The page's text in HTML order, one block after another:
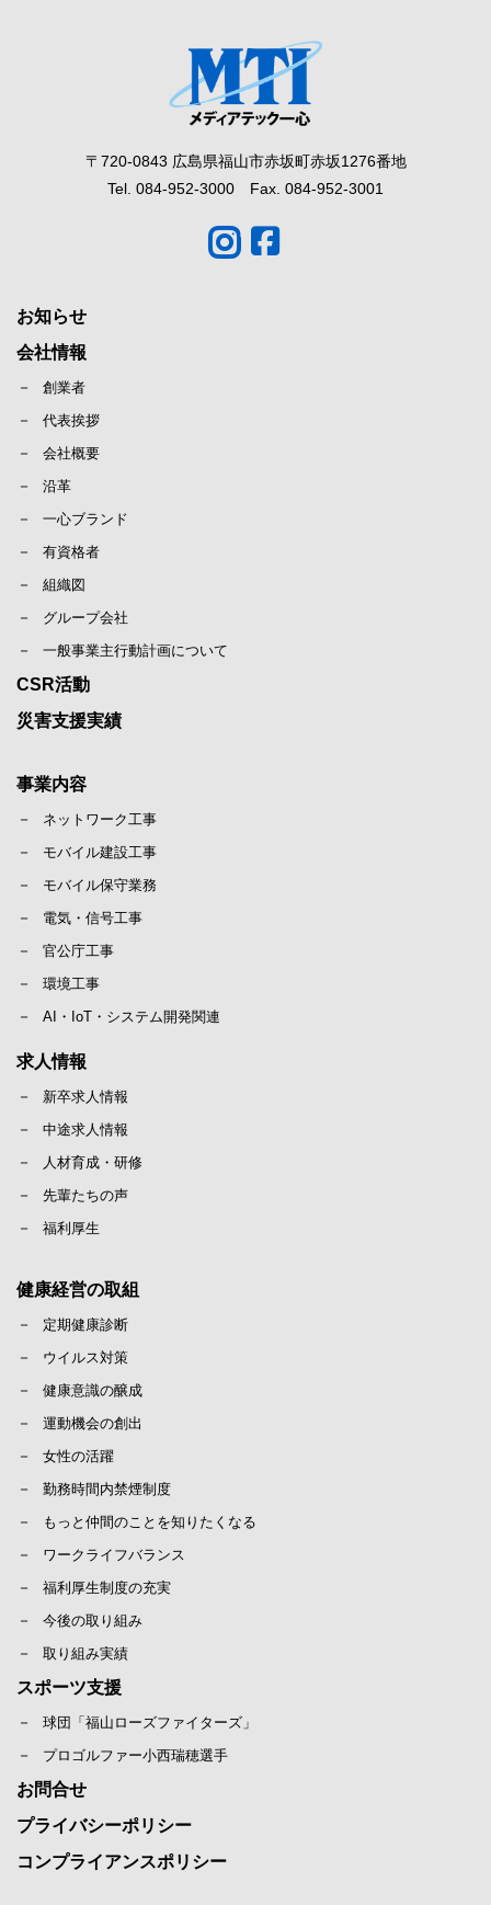
〒720-0843 広島県福山市赤坂町赤坂1276番地
Tel. 084-952-3000 Fax. 084-952-3001
お知らせ
会社情報
創業者
代表挨拶
会社概要
沿革
一心ブランド
有資格者
組織図
グループ会社
一般事業主行動計画について
CSR活動
災害支援実績
事業内容
ネットワーク工事
モバイル建設工事
モバイル保守業務
電気・信号工事
官公庁工事
環境工事
AI・IoT・システム開発関連
求人情報
新卒求人情報
中途求人情報
人材育成・研修
先輩たちの声
福利厚生
健康経営の取組
定期健康診断
ウイルス対策
健康意識の醸成
運動機会の創出
女性の活躍
勤務時間内禁煙制度
もっと仲間のことを知りたくなる
ワークライフバランス
福利厚生制度の充実
今後の取り組み
取り組み実績
スポーツ支援
球団「福山ローズファイターズ」
プロゴルファー小西瑞穂選手
お問合せ
プライバシーポリシー
コンプライアンスポリシー